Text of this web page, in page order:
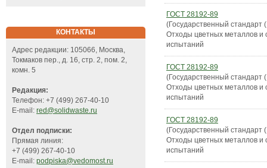
КОНТАКТЫ
Адрес редакции: 105066, Москва,
Токмаков пер., д. 16, стр. 2, пом. 2,
комн. 5
Редакция:
Телефон: +7 (499) 267-40-10
E-mail: red@solidwaste.ru
Отдел подписки:
Прямая линия:
+7 (499) 267-40-10
E-mail: podpiska@vedomost.ru
ГОСТ 28192-89
(Государственный стандарт
Отходы цветных металлов и
испытаний
ГОСТ 28192-89
(Государственный стандарт
Отходы цветных металлов и
испытаний
ГОСТ 28192-89
(Государственный стандарт
Отходы цветных металлов и
испытаний